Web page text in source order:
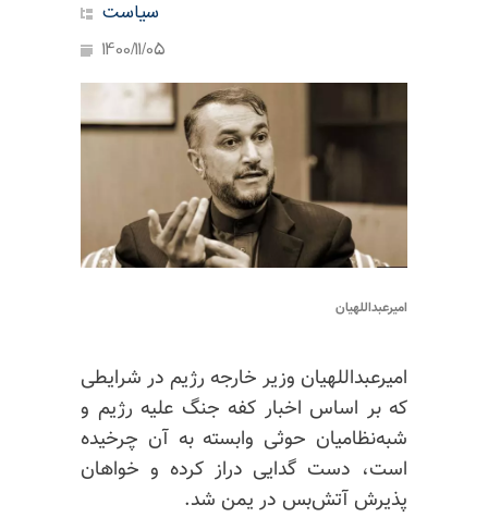
سیاست
1400/11/05
امیرعبداللهیان
امیرعبداللهیان وزیر خارجه رژیم در شرایطی
که بر اساس اخبار کفه جنگ علیه رژیم و
شبه‌نظامیان حوثی وابسته به آن چرخیده
است، دست گدایی دراز کرده و خواهان
پذیرش آتش‌بس در یمن شد.